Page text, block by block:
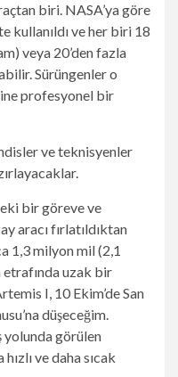
biri. NASA’ya göre
kullanıldı ve her biri 18
veya 20’den fazla
Sürüngenler o
profesyonel bir
ve teknisyenler
bir göreve ve
aracı fırlatıldıktan
1,3 milyon mil (2,1
etrafında uzak bir
I, 10 Ekim’de San
düşeceğim.
yolunda görülen
ve daha sıcak